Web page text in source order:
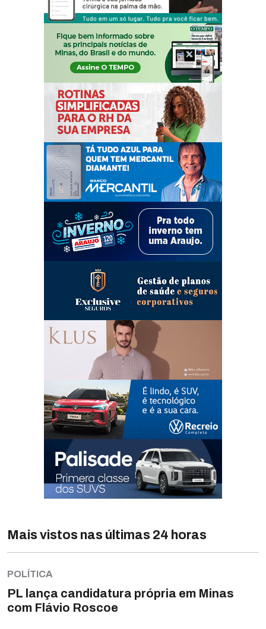
Mais vistos nas últimas 24 horas
POLÍTICA
PL lança candidatura própria em Minas
com Flávio Roscoe